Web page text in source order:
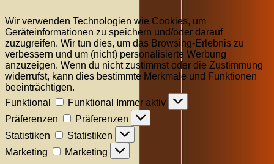
Wir verwenden Technologien wie Cookies, um
Geräteinformationen zu speichern und/oder darauf
zuzugreifen. Wir tun dies, um das Browsing-Erlebnis zu
verbessern und um (nicht) personalisierte Werbung
anzuzeigen. Wenn du nicht zustimmst oder die Zustimmung
widerrufst, kann dies bestimmte Merkmale und Funktionen
beeinträchtigen.
Funktional
Funktional
Immer aktiv
Präferenzen
Präferenzen
Statistiken
Statistiken
Marketing
Marketing